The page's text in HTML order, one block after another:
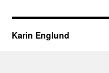
Karin Englund